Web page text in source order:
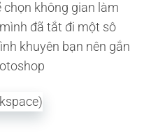
chọn không gian làm
đã tắt đi một sô
khuyên bạn nên gắn